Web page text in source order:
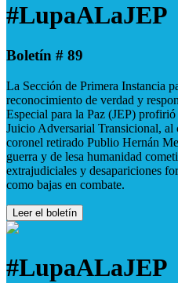
#LupaALaJEP
Boletín # 89
La Sección de Primera Instancia
reconocimiento de verdad y
Especial para la Paz (JEP)
Juicio Adversarial Transicional, al
coronel retirado Publio Hernán
guerra y de lesa humanidad
extrajudiciales y desapariciones
como bajas en combate.
Leer el boletín
#LupaALaJEP